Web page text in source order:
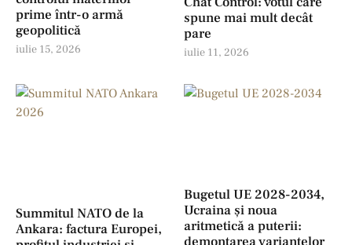
prime într-o armă
geopolitică
iulie 15, 2026
spune mai mult decât
pare
iulie 11, 2026
Summitul NATO de la
Ankara: factura Europei,
Bugetul UE 2028-2034,
Ucraina și noua
aritmetică a puterii: